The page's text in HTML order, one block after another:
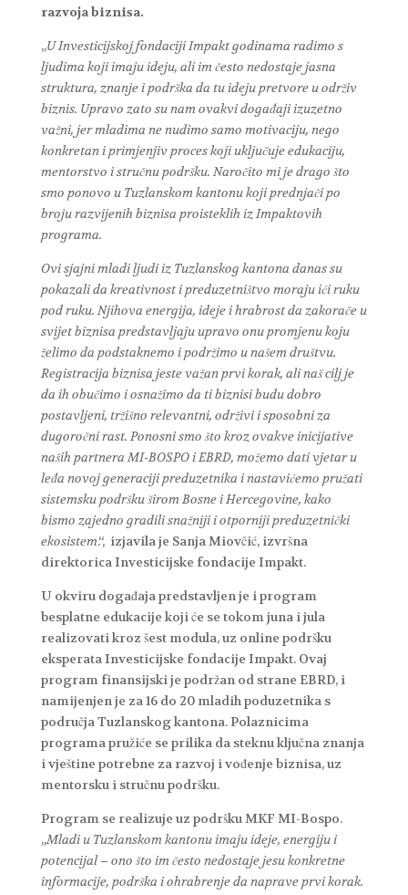
razvoja biznisa.
„U Investicijskoj fondaciji Impakt godinama radimo s
ljudima koji imaju ideju, ali im često nedostaje jasna
struktura, znanje i podrška da tu ideju pretvore u održiv
biznis. Upravo zato su nam ovakvi događaji izuzetno
važni, jer mladima ne nudimo samo motivaciju, nego
konkretan i primjenjiv proces koji uključuje edukaciju,
mentorstvo i stručnu podršku. Naročito mi je drago što
smo ponovo u Tuzlanskom kantonu koji prednjači po
broju razvijenih biznisa proisteklih iz Impaktovih
programa.
Ovi sjajni mladi ljudi iz Tuzlanskog kantona danas su
pokazali da kreativnost i preduzetništvo moraju ići ruku
pod ruku. Njihova energija, ideje i hrabrost da zakorače u
svijet biznisa predstavljaju upravo onu promjenu koju
želimo da podstaknemo i podržimo u našem društvu.
Registracija biznisa jeste važan prvi korak, ali naš cilj je
da ih obučimo i osnažimo da ti biznisi budu dobro
postavljeni, tržišno relevantni, održivi i sposobni za
dugoročni rast. Ponosni smo što kroz ovakve inicijative
naših partnera MI-BOSPO i EBRD, možemo dati vjetar u
leđa novoj generaciji preduzetnika i nastavićemo pružati
sistemsku podršku širom Bosne i Hercegovine, kako
bismo zajedno gradili snažniji i otporniji preduzetnički
ekosistem.“, izjavila je Sanja Miovčić, izvršna
direktorica Investicijske fondacije Impakt.
U okviru događaja predstavljen je i program
besplatne edukacije koji će se tokom juna i jula
realizovati kroz šest modula, uz online podršku
eksperata Investicijske fondacije Impakt. Ovaj
program finansijski je podržan od strane EBRD, i
namijenjen je za 16 do 20 mladih poduzetnika s
područja Tuzlanskog kantona. Polaznicima
programa pružiće se prilika da steknu ključna znanja
i vještine potrebne za razvoj i vođenje biznisa, uz
mentorsku i stručnu podršku.
Program se realizuje uz podršku MKF MI-Bospo.
„Mladi u Tuzlanskom kantonu imaju ideje, energiju i
potencijal – ono što im često nedostaje jesu konkretne
informacije, podrška i ohrabrenje da naprave prvi korak.